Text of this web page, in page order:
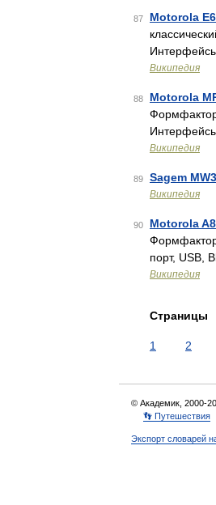
87 Motorola
Википедия
88 Motorola
Википедия
89 Sagem
Википедия
90 Motorola
порт, USB,
Википедия
Страницы
1 2
© Академик, 2000-
👣 Путешествия
Экспорт словарей